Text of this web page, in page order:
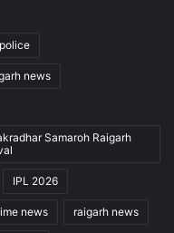
news
Samaroh Raigarh
IPL 2026
news raigarh news